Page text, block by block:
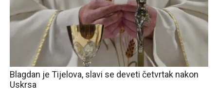
Blagdan je Tijelova, slavi se deveti četvrtak nakon
Uskrsa